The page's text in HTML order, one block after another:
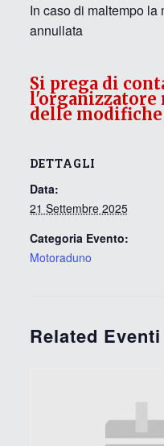
In caso di maltempo la
annullata
DETTAGLI
Data:
21 Settembre 2025
Categoria Evento:
Motoraduno
Related Eventi
Si prega di
l'organizzatore
delle